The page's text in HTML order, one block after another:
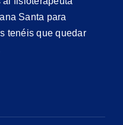
Santa para
tenéis que quedar